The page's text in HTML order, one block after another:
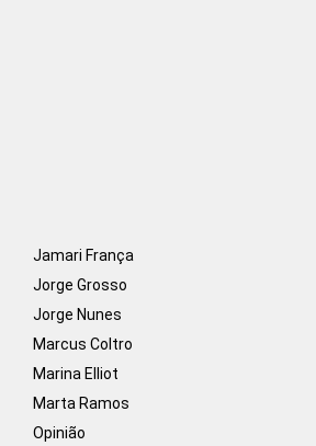
Jamari França
Jorge Grosso
Jorge Nunes
Marcus Coltro
Marina Elliot
Marta Ramos
Opinião